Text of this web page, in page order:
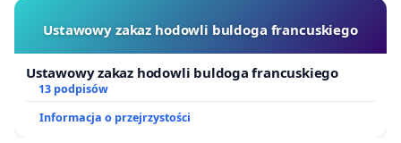
Ustawowy zakaz hodowli buldoga francuskiego
Ustawowy zakaz hodowli buldoga francuskiego
13 podpisów
Informacja o przejrzystości